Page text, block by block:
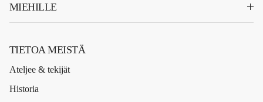
MIEHILLE
TIETOA MEISTÄ
Ateljee & tekijät
Historia